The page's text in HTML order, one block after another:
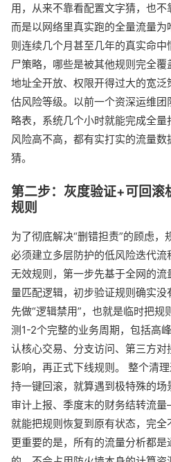
用，从来不靠看配置文字猜，也不
而是以网络里真实跑的全量流量
则连续几个月甚至几年的真实命
尸策略，哪些是被其他规则完全
地址全开放、权限开得过大的宽
估风险等级。以前一个资深运维
略表，系统几个小时就能完成全量
风险高不高，都有实打实的流量
猜。
第二步：灰度验证+可回滚
规则
为了彻底解决“删错担责”的顾虑，
必须建立多层防护的低风险迭代
无效规则，第一步先基于全网的
量匹配逻辑，初步验证规则确实
先做“逻辑禁用”，也就是临时把
测1-2个完整的业务周期，包括高
认核心交易、分支访问、第三方
影响，再正式下线规则。 整个清
持一键回滚，就算遇到极特殊的
审计上报、季度末的财务结转流
就能把规则恢复到原有状态，完全
更重要的是，所有的流量分析都